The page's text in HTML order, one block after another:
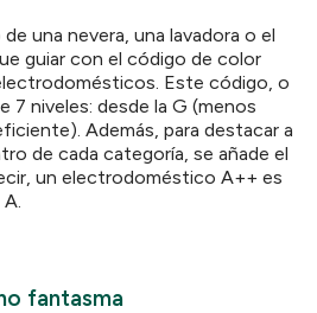
una nevera, una lavadora o el
guiar con el código de color
Este código, o
7 niveles: desde la G (menos
Además, para destacar a
de cada categoría, se añade el
un electrodoméstico A++ es
fantasma